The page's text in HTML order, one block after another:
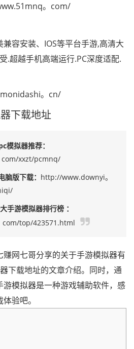
。com/
容安装、IOS等平台手游,高清大
.超越手机高端运行.PC深度适配.
。cn/
下载地址
模拟器推荐：
xxzt/pcmnq/
脑版下载： http://www.downyi。
手游模拟器排行榜 ：
top/423571.html
网七哥分享的关于手游模拟器有
下载地址的文章介绍。同时，通
模拟器是一种游戏辅助软件，感
验吧。